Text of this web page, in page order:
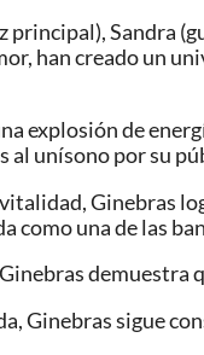
Sandra
han creado un
explosión de
al unísono por su
Ginebras
como una de las
Ginebras sigue